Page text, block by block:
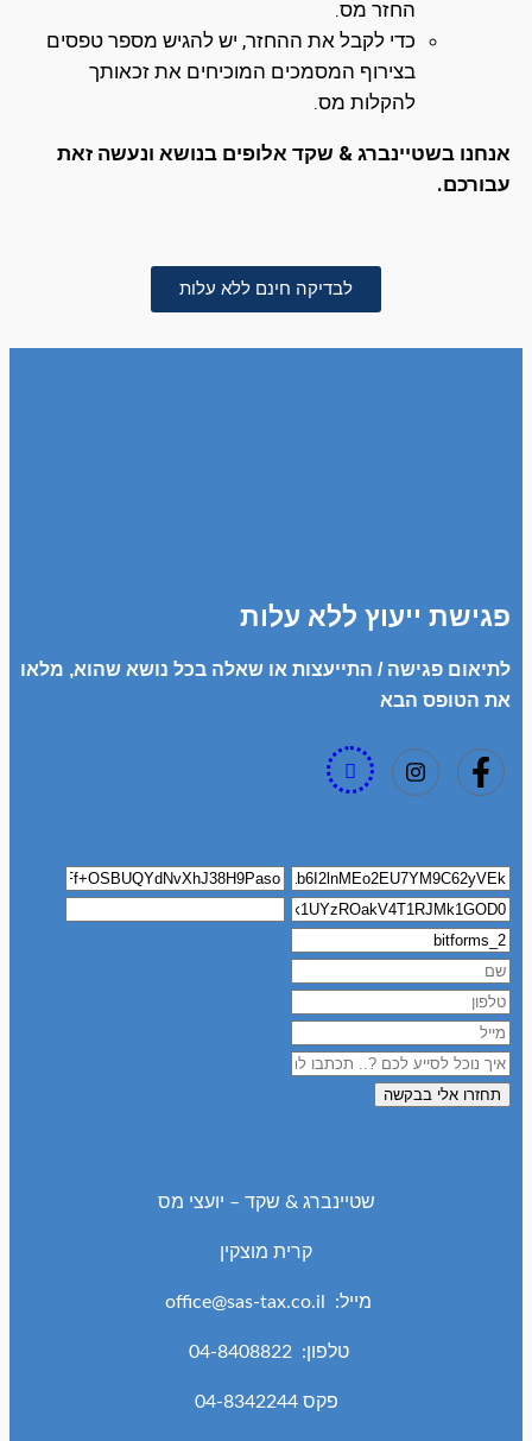
החזר מס.
כדי לקבל את ההחזר, יש להגיש מספר טפסים
בצירוף המסמכים המוכיחים את זכאותך
להקלות מס.
אנחנו בשטיינברג & שקד אלופים בנושא ונעשה זאת
עבורכם.
לבדיקה חינם ללא עלות
פגישת ייעוץ ללא עלות
לתיאום פגישה / התייעצות או שאלה בכל נושא שהוא, מלאו
את הטופס הבא​
תחזרו אלי בבקשה
שטיינברג & שקד – יועצי מס
קרית מוצקין
מייל: office@sas-tax.co.il
טלפון: 04-8408822
פקס 04-8342244​